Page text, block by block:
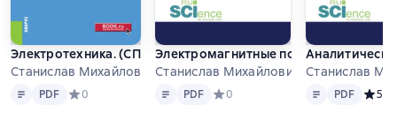
Электротехника. (СПО). Учебник.
Станислав Михайлович Аполлонский
Text PDF
PDF Средний рейтинг 0 на основе 0 оценок
0
Электромагнитные поля и волны.
Станислав Михайлович Аполлонский
Text PDF
PDF Средний рейтинг 0 на основе 0
0
Станислав
Text PDF
PDF 5